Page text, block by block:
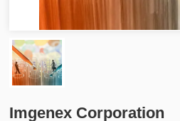
Imgenex Corporation